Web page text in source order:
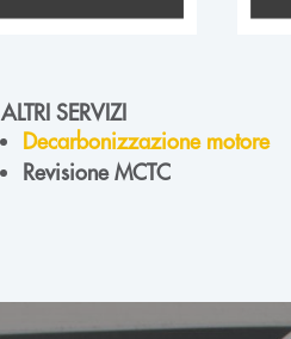
ALTRI SERVIZI
Decarbonizzazione motore
Revisione MCTC